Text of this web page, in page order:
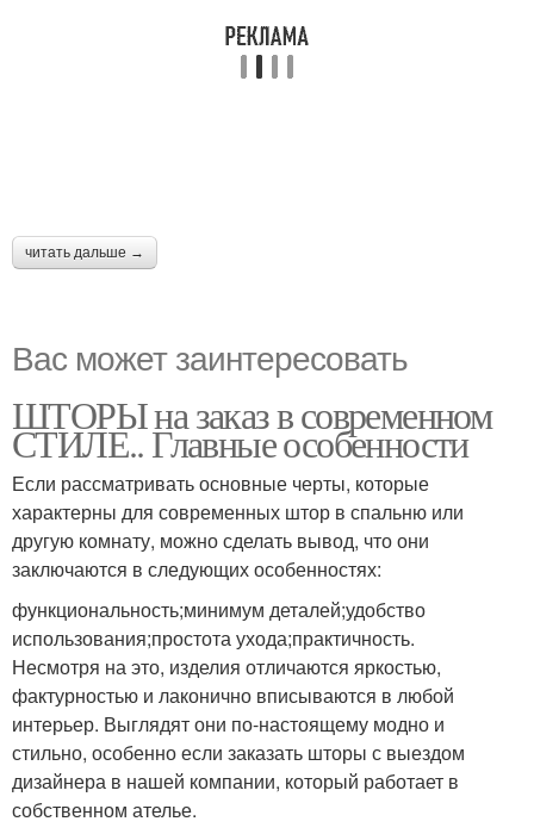
читать дальше →
Вас может заинтересовать
ШТОРЫ на заказ в современном
СТИЛЕ.. Главные особенности
Если рассматривать основные черты, которые
характерны для современных штор в спальню или
другую комнату, можно сделать вывод, что они
заключаются в следующих особенностях:
функциональность;минимум деталей;удобство
использования;простота ухода;практичность.
Несмотря на это, изделия отличаются яркостью,
фактурностью и лаконично вписываются в любой
интерьер. Выглядят они по-настоящему модно и
стильно, особенно если заказать шторы с выездом
дизайнера в нашей компании, который работает в
собственном ателье.